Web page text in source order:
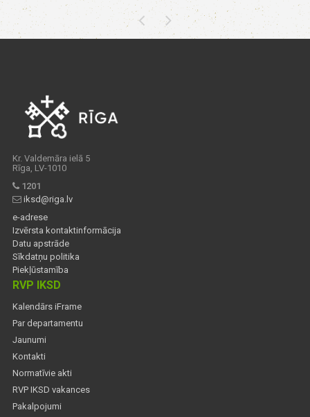
Kr. Valdemāra ielā 5
Rīga, LV-1010
1201
iksd@riga.lv
e-adrese
Izvērsta kontaktinformācija
Datu apstrāde
Sīkdatņu politika
Piekļūstamība
RVP IKSD
Kalendārs iFrame
Par departamentu
Jaunumi
Kontakti
Normatīvie akti
RVP IKSD vakances
Pakalpojumi